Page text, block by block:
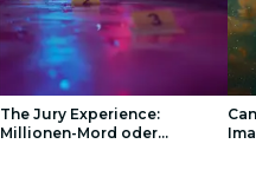
The Jury Experience:
Millionen-Mord oder